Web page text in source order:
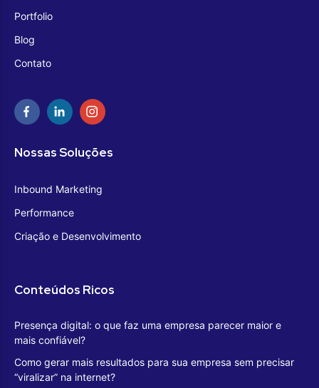
Portfolio
Blog
Contato
Nossas Soluções
Inbound Marketing
Performance
Criação e Desenvolvimento
Conteúdos Ricos
Presença digital: o que faz uma empresa parecer maior e
mais confiável?
Como gerar mais resultados para sua empresa sem precisar
“viralizar” na internet?